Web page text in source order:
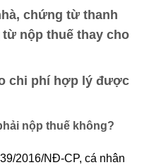
chứng từ thanh
nộp thuế thay cho
chi phí hợp lý được
nộp thuế không?
2016/NĐ-CP, cá nhân